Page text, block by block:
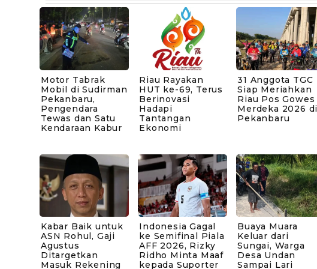
Motor Tabrak
Mobil di Sudirman
Pekanbaru,
Pengendara
Tewas dan Satu
Kendaraan Kabur
Riau Rayakan
HUT ke-69, Terus
Berinovasi
Hadapi
Tantangan
Ekonomi
31 Anggota TGC
Siap Meriahkan
Riau Pos Gowes
Merdeka 2026 di
Pekanbaru
Kabar Baik untuk
ASN Rohul, Gaji
Agustus
Ditargetkan
Masuk Rekening
Indonesia Gagal
ke Semifinal Piala
AFF 2026, Rizky
Ridho Minta Maaf
kepada Suporter
Buaya Muara
Keluar dari
Sungai, Warga
Desa Undan
Sampai Lari